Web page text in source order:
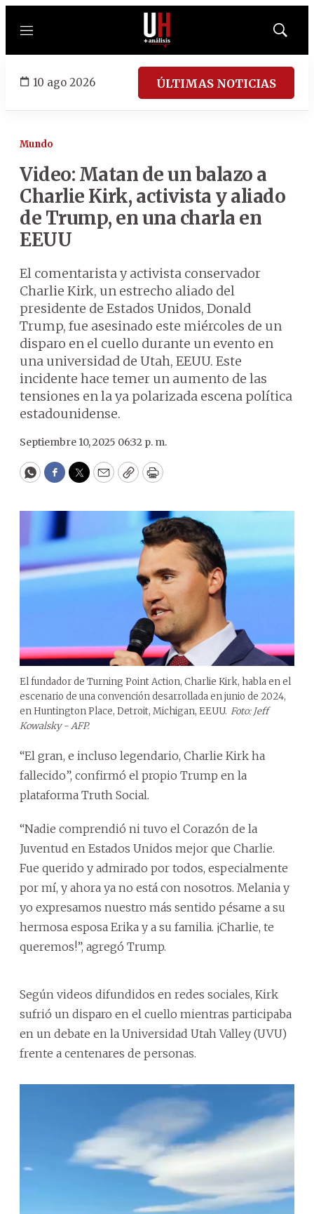
Menú
Mostrar
10 ago 2026 ÚLTIMAS NOTICIAS
Mundo
Video: Matan de un balazo a
Charlie Kirk, activista y aliado
de Trump, en una charla en
EEUU
El comentarista y activista conservador
Charlie Kirk, un estrecho aliado del
presidente de Estados Unidos, Donald
Trump, fue asesinado este miércoles de un
disparo en el cuello durante un evento en
una universidad de Utah, EEUU. Este
incidente hace temer un aumento de las
tensiones en la ya polarizada escena política
estadounidense.
Septiembre 10, 2025 06:32 p. m.
WhatsApp
Facebook
Twitter
EmailCopyPrint
El fundador de Turning Point Action, Charlie Kirk, habla en el
escenario de una convención desarrollada en junio de 2024,
en Huntington Place, Detroit, Michigan, EEUU. Foto: Jeff
Kowalsky - AFP.
“El gran, e incluso legendario, Charlie Kirk ha
fallecido”, confirmó el propio Trump en la
plataforma Truth Social.
“Nadie comprendió ni tuvo el Corazón de la
Juventud en Estados Unidos mejor que Charlie.
Fue querido y admirado por todos, especialmente
por mí, y ahora ya no está con nosotros. Melania y
yo expresamos nuestro más sentido pésame a su
hermosa esposa Erika y a su familia. ¡Charlie, te
queremos!”, agregó Trump.
Según videos difundidos en redes sociales, Kirk
sufrió un disparo en el cuello mientras participaba
en un debate en la Universidad Utah Valley (UVU)
frente a centenares de personas.